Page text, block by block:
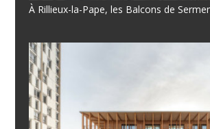
À Rillieux-la-Pape, les Balcons de